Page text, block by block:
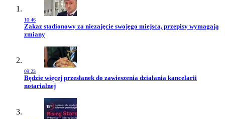
10:46
Przejdź do artykułu:
Zakaz stadionowy za niezajęcie swojego miejsca, przepisy wymagają
zmiany
09:23
Przejdź do artykułu:
Będzie więcej przesłanek do zawieszenia działania kancelarii
notarialnej